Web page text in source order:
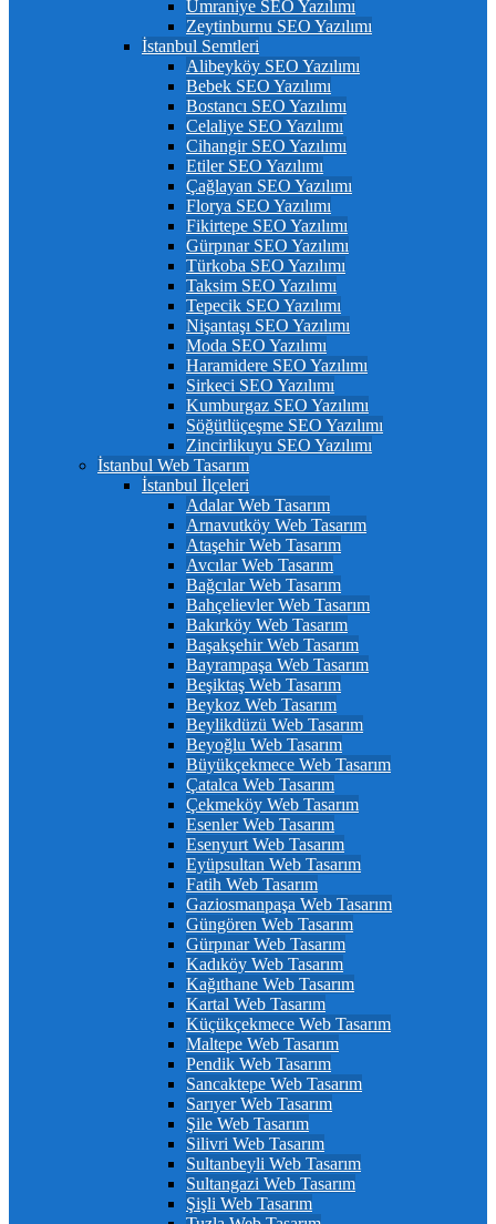
Ümraniye SEO Yazılımı
Zeytinburnu SEO Yazılımı
İstanbul Semtleri
Alibeyköy SEO Yazılımı
Bebek SEO Yazılımı
Bostancı SEO Yazılımı
Celaliye SEO Yazılımı
Cihangir SEO Yazılımı
Etiler SEO Yazılımı
Çağlayan SEO Yazılımı
Florya SEO Yazılımı
Fikirtepe SEO Yazılımı
Gürpınar SEO Yazılımı
Türkoba SEO Yazılımı
Taksim SEO Yazılımı
Tepecik SEO Yazılımı
Nişantaşı SEO Yazılımı
Moda SEO Yazılımı
Haramidere SEO Yazılımı
Sirkeci SEO Yazılımı
Kumburgaz SEO Yazılımı
Söğütlüçeşme SEO Yazılımı
Zincirlikuyu SEO Yazılımı
İstanbul Web Tasarım
İstanbul İlçeleri
Adalar Web Tasarım
Arnavutköy Web Tasarım
Ataşehir Web Tasarım
Avcılar Web Tasarım
Bağcılar Web Tasarım
Bahçelievler Web Tasarım
Bakırköy Web Tasarım
Başakşehir Web Tasarım
Bayrampaşa Web Tasarım
Beşiktaş Web Tasarım
Beykoz Web Tasarım
Beylikdüzü Web Tasarım
Beyoğlu Web Tasarım
Büyükçekmece Web Tasarım
Çatalca Web Tasarım
Çekmeköy Web Tasarım
Esenler Web Tasarım
Esenyurt Web Tasarım
Eyüpsultan Web Tasarım
Fatih Web Tasarım
Gaziosmanpaşa Web Tasarım
Güngören Web Tasarım
Gürpınar Web Tasarım
Kadıköy Web Tasarım
Kağıthane Web Tasarım
Kartal Web Tasarım
Küçükçekmece Web Tasarım
Maltepe Web Tasarım
Pendik Web Tasarım
Sancaktepe Web Tasarım
Sarıyer Web Tasarım
Şile Web Tasarım
Silivri Web Tasarım
Sultanbeyli Web Tasarım
Sultangazi Web Tasarım
Şişli Web Tasarım